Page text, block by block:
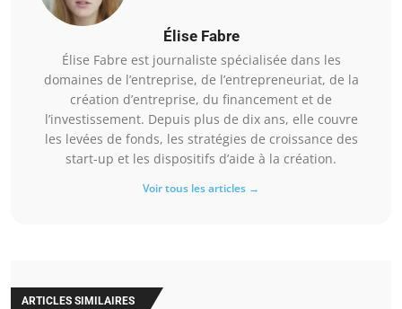
Élise Fabre
Élise Fabre est journaliste spécialisée dans les
domaines de l’entreprise, de l’entrepreneuriat, de la
création d’entreprise, du financement et de
l’investissement. Depuis plus de dix ans, elle couvre
les levées de fonds, les stratégies de croissance des
start-up et les dispositifs d’aide à la création.
Voir tous les articles →
ARTICLES SIMILAIRES